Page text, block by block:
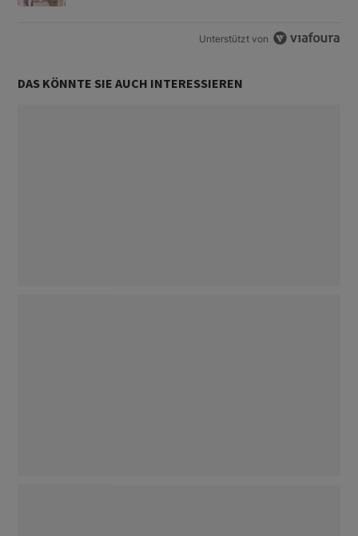
Unterstützt von
DAS KÖNNTE SIE AUCH INTERESSIEREN